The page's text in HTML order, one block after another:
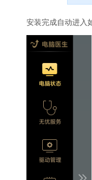
安装完成自动进入